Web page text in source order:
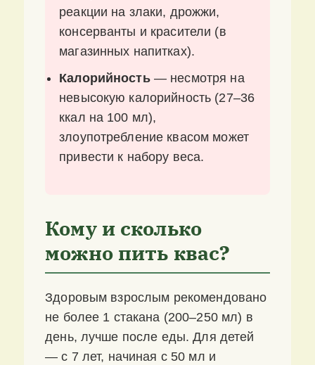
реакции на злаки, дрожжи,
консерванты и красители (в
магазинных напитках).
Калорийность— несмотря на
невысокую калорийность (27–36
ккал на 100 мл),
злоупотребление квасом может
привести к набору веса.
Кому и сколько
можно пить квас?
Здоровым взрослым рекомендовано
не более 1 стакана (200–250 мл) в
день, лучше после еды. Для детей
— с 7 лет, начиная с 50 мл и